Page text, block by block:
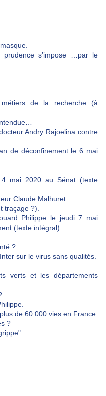
s’impose …par le
de la recherche (à
Andry Rajoelina contre
de déconfinement le 6 mai
mai 2020 au Sénat (texte
Claude Malhuret.
traçage ?).
Philippe le jeudi 7 mai
(texte intégral).
?
sur le virus sans qualités.
verts et les départements
de 60 000 vies en France.
?